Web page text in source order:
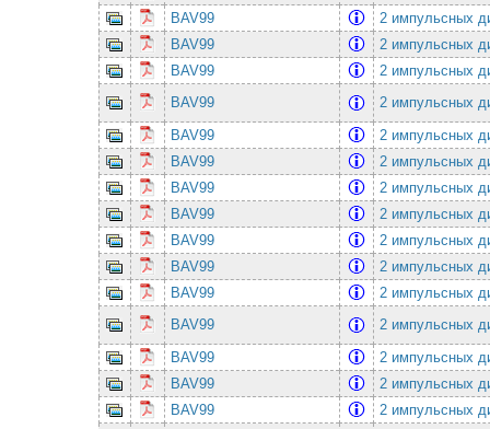
BAV99
2 импульсных
BAV99
2 импульсных
BAV99
2 импульсных
BAV99
2 импульсных
BAV99
2 импульсных
BAV99
2 импульсных
BAV99
2 импульсных
BAV99
2 импульсных
BAV99
2 импульсных
BAV99
2 импульсных
BAV99
2 импульсных
BAV99
2 импульсных
BAV99
2 импульсных
BAV99
2 импульсных
BAV99
2 импульсных